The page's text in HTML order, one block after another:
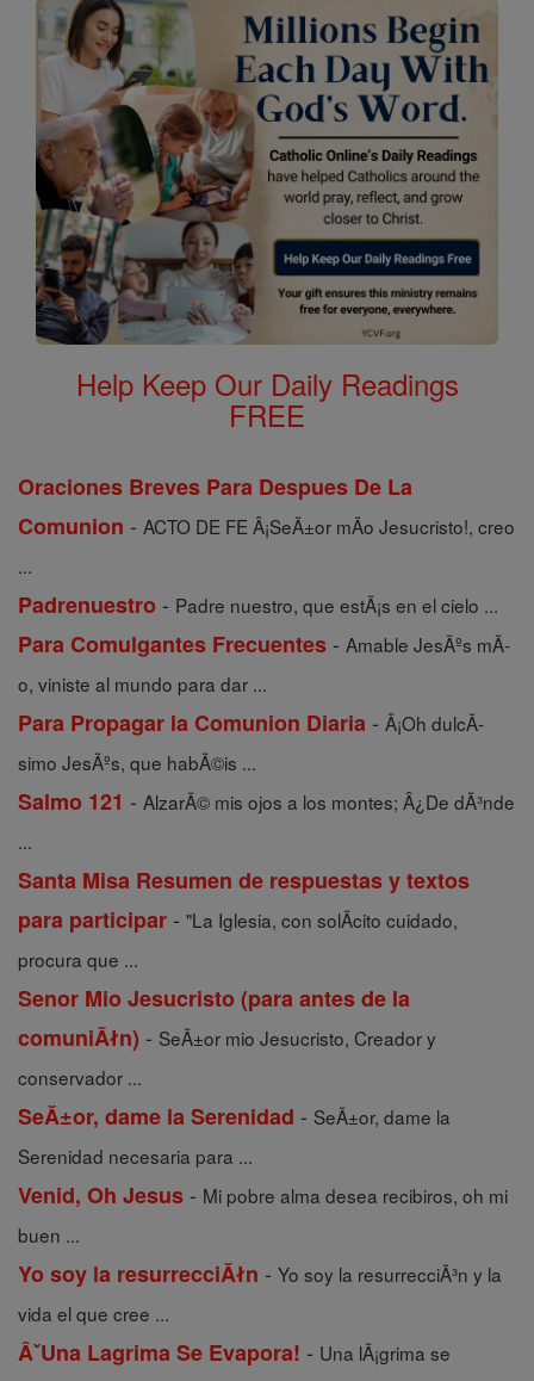
Help Keep Our Daily Readings
FREE
Oraciones Breves Para Despues De La
Comunion - ACTO DE FE Â¡SeÃ±or mÃ­o Jesucristo!, creo
...
Padrenuestro - Padre nuestro, que estÃ¡s en el cielo ...
Para Comulgantes Frecuentes - Amable JesÃºs mÃ­
o, viniste al mundo para dar ...
Para Propagar la Comunion Diaria - Â¡Oh dulcÃ­
simo JesÃºs, que habÃ©is ...
Salmo 121 - AlzarÃ© mis ojos a los montes; Â¿De dÃ³nde
...
Santa Misa Resumen de respuestas y textos
para participar - "La Iglesia, con solÃ­cito cuidado,
procura que ...
Senor Mio Jesucristo (para antes de la
comuniĂłn) - SeÃ±or mio Jesucristo, Creador y
conservador ...
SeĂ±or, dame la Serenidad - SeÃ±or, dame la
Serenidad necesaria para ...
Venid, Oh Jesus - Mi pobre alma desea recibiros, oh mi
buen ...
Yo soy la resurrecciĂłn - Yo soy la resurrecciÃ³n y la
vida el que cree ...
ÂˇUna Lagrima Se Evapora! - Una lÃ¡grima se